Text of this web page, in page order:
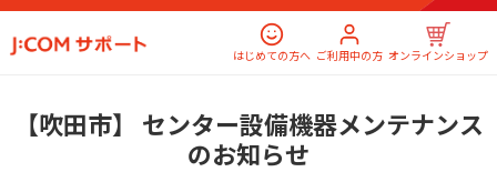
はじめての方へ ご利用中の方 オンラインショップ
【吹田市】 センター設備機器メンテナンス
のお知らせ